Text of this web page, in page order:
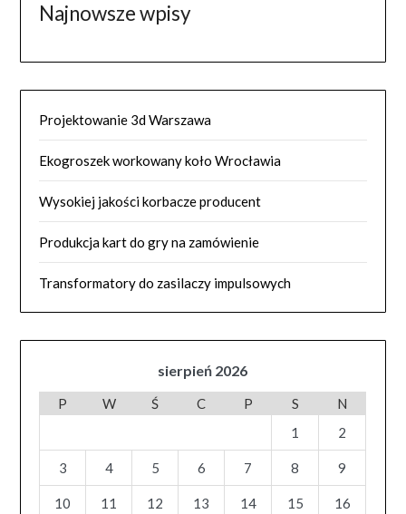
Najnowsze wpisy
Projektowanie 3d Warszawa
Ekogroszek workowany koło Wrocławia
Wysokiej jakości korbacze producent
Produkcja kart do gry na zamówienie
Transformatory do zasilaczy impulsowych
sierpień 2026
P W Ś C P S
N
1
2
3 4 5 6 7 8 9
10 11 12 13 14 15 16